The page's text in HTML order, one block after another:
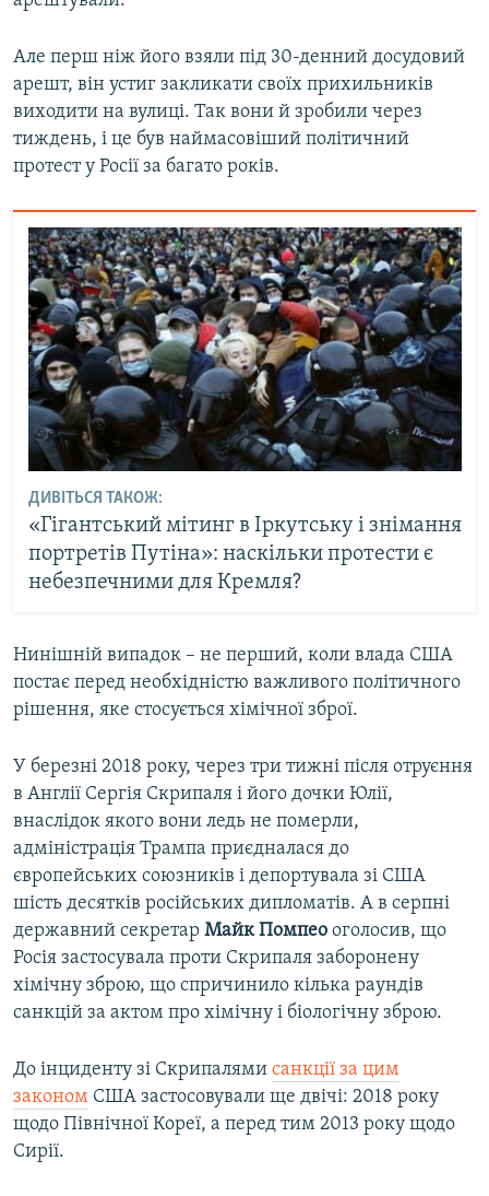
Але перш ніж його взяли під 30-денний досудовий
арешт, він устиг закликати своїх прихильників
виходити на вулиці. Так вони й зробили через
тиждень, і це був наймасовіший політичний
протест у Росії за багато років.
ДИВІТЬСЯ ТАКОЖ:
«Гігантський мітинг в Іркутську і знімання
портретів Путіна»: наскільки протести є
небезпечними для Кремля?
Нинішній випадок – не перший, коли влада США
постає перед необхідністю важливого політичного
рішення, яке стосується хімічної зброї.
У березні 2018 року, через три тижні після отруєння
в Англії Сергія Скрипаля і його дочки Юлії,
внаслідок якого вони ледь не померли,
адміністрація Трампа приєдналася до
європейських союзників і депортувала зі США
шість десятків російських дипломатів. А в серпні
державний секретар Майк Помпео оголосив, що
Росія застосувала проти Скрипаля заборонену
хімічну зброю, що спричинило кілька раундів
санкцій за актом про хімічну і біологічну зброю.
До інциденту зі Скрипалями санкції за цим
законом США застосовували ще двічі: 2018 року
щодо Північної Кореї, а перед тим 2013 року щодо
Сирії.